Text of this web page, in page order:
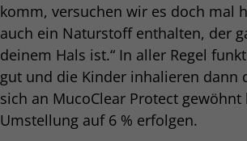
komm, versuchen wir es doch mal
auch ein Naturstoff enthalten, der
deinem Hals ist.“ In aller Regel
gut und die Kinder inhalieren dann
sich an MucoClear Protect
Umstellung auf 6 % erfolgen.